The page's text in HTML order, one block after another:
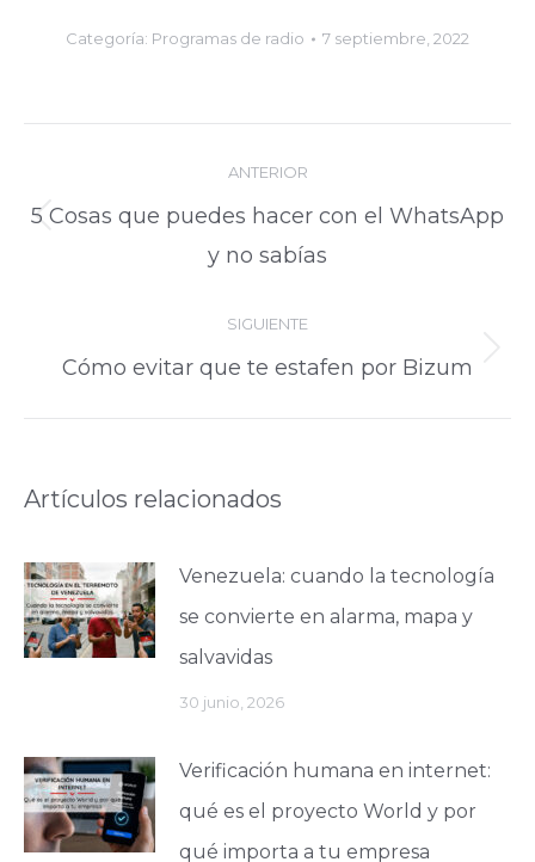
Categoría: Programas de radio 7 septiembre, 2022
publicaciones
ANTERIOR
5 Cosas que puedes hacer con el WhatsApp
y no sabías
SIGUIENTE
Publicación
Cómo evitar que te estafen por Bizum
Artículos relacionados
Venezuela: cuando la tecnología
se convierte en alarma, mapa y
salvavidas
30 junio, 2026
Verificación humana en internet:
qué es el proyecto World y por
qué importa a tu empresa